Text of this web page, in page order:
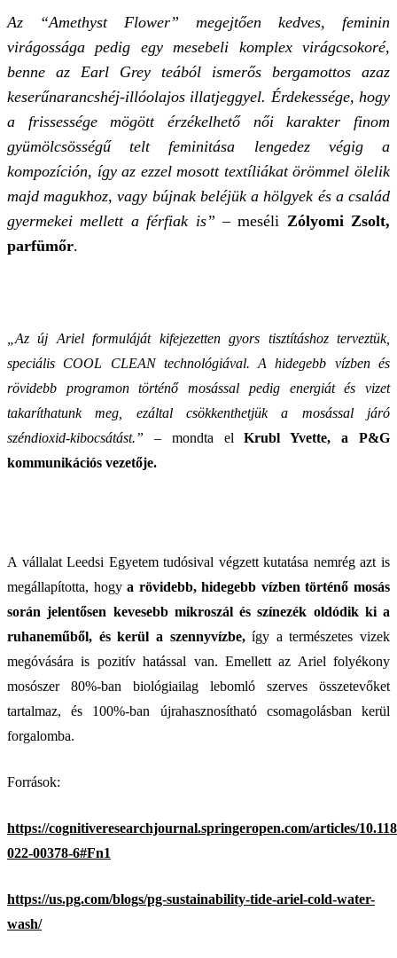
Az “Amethyst Flower” megejtően kedves, feminin
virágossága pedig egy mesebeli komplex virágcsokoré,
benne az Earl Grey teából ismerős bergamottos azaz
keserűnarancshéj-illóolajos illatjeggyel. Érdekessége, hogy
a frissessége mögött érzékelhető női karakter finom
gyümölcsösségű telt feminitása lengedez végig a
kompozíción, így az ezzel mosott textíliákat örömmel ölelik
majd magukhoz, vagy bújnak beléjük a hölgyek és a család
gyermekei mellett a férfiak is” –meséli Zólyomi Zsolt,
parfümőr.
„Az új Ariel formuláját kifejezetten gyors tisztításhoz terveztük,
speciális COOL CLEAN technológiával. A hidegebb vízben és
rövidebb programon történő mosással pedig energiát és vizet
takaríthatunk meg, ezáltal csökkenthetjük a mosással járó
széndioxid-kibocsátást.” – mondta elKrubl Yvette, a P&G
kommunikációs vezetője.
A vállalat Leedsi Egyetem tudósival végzett kutatása nemrég azt is
megállapította, hogya rövidebb, hidegebb vízben történő mosás
során jelentősen kevesebb mikroszál és színezék oldódik ki a
ruhaneműből, és kerül a szennyvízbe,így a természetes vizek
megóvására is pozitív hatással van. Emellett az Ariel folyékony
mosószer 80%-ban biológiailag lebomló szerves összetevőket
tartalmaz, és 100%-ban újrahasznosítható csomagolásban kerül
forgalomba.
Források:
https://cognitiveresearchjournal.springeropen.com/articles/
022-00378-6#Fn1
https://us.pg.com/blogs/pg-sustainability-tide-ariel-cold-water-
wash/